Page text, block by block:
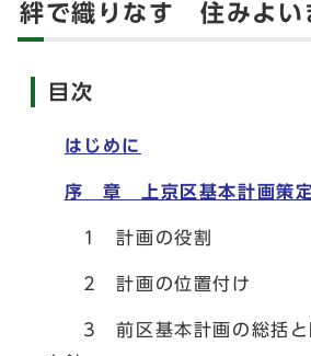
絆で織りなす 住みよい
目次
はじめに
序 章 上京区基本計画策定
1 計画の役割
2 計画の位置付け
3 前区基本計画の総括と